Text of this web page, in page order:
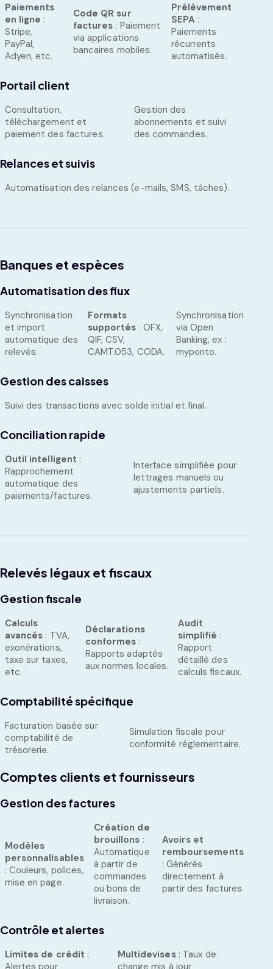
Paiements
en ligne :
Stripe,
PayPal,
Adyen, etc.
Code QR sur
factures : Paiement
via applications
bancaires mobiles.
Prélèvement
SEPA :
Paiements
récurrents
automatisés.
Portail client
Consultation,
téléchargement et
paiement des factures.
Gestion des
abonnements et suivi
des commandes.
Relances et suivis
Automatisation des relances (e-mails, SMS, tâches).
Banques et espèces
Automatisation des flux
Synchronisation
et import
automatique des
relevés.
Formats
supportés : OFX,
QIF, CSV,
CAMT.053, CODA.
Synchronisation
via Open
Banking, ex :
myponto.
Gestion des caisses
Suivi des transactions avec solde initial et final.
Conciliation rapide
Outil intelligent :
Rapprochement
automatique des
paiements/factures.
Interface simplifiée pour
lettrages manuels ou
ajustements partiels.
Relevés légaux et fiscaux
Gestion fiscale
Calculs
avancés : TVA,
exonérations,
taxe sur taxes,
etc.
Déclarations
conformes :
Rapports adaptés
aux normes locales.
Audit
simplifié :
Rapport
détaillé des
calculs fiscaux.
Comptabilité spécifique
Facturation basée sur
comptabilité de
trésorerie.
Simulation fiscale pour
conformité réglementaire.
Comptes clients et fournisseurs
Gestion des factures
Modèles
personnalisables
: Couleurs, polices,
mise en page.
Création de
brouillons :
Automatique
à partir de
commandes
ou bons de
livraison.
Avoirs et
remboursements
: Générés
directement à
partir des factures.
Contrôle et alertes
Limites de crédit :
Alertes pour
Multidevises: Taux de
change mis à jour